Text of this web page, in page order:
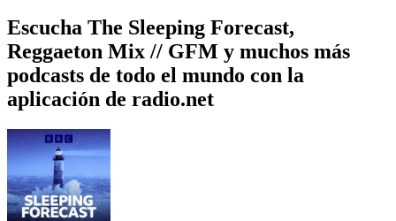
Escucha The Sleeping Forecast,
Reggaeton Mix // GFM y muchos más
podcasts de todo el mundo con la
aplicación de radio.net